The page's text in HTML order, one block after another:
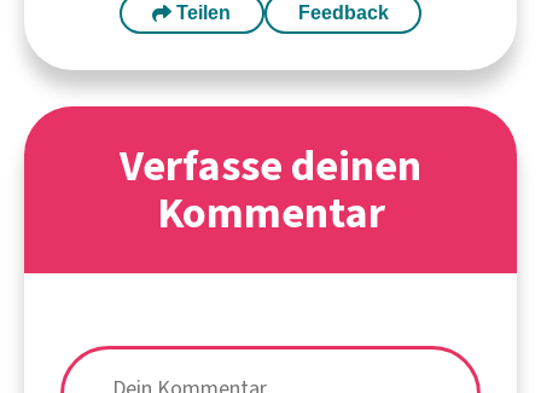
Teilen Feedback
Verfasse deinen
Kommentar